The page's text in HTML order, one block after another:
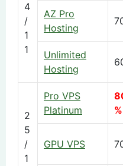
4
/
1
1
AZ Pro
Hosting
Unlimited
Hosting
2
5
/
1
Pro VPS
Platinum
%
GPU VPS